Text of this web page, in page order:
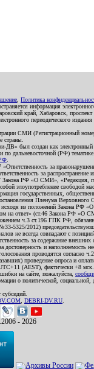
Политика
информация
край, Хабаровск,
периодического
СМИ (Регистрационный
страны.
ДВ» был создан как электронный
по дальневосточной (РФ)
«Ответственность за
за
РФ «О СМИ», «Редакция,
злоупотребление свободой
государственных,
Пленума
из положений Закона РФ «О
на ответ» (ст.46 Закона РФ «О
ч.3 ст.196 ГПК РФ,
5325/2012)
не всегда совпадают с
за содержание
достоверность и наполняемость
проводятся согласно
проведение опроса и
(AEST), фактически +8 мск.
на сайте, пожалуйста,
о политической,
DEBRI-DV.RU
- 2026